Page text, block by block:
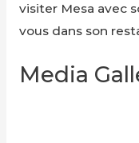
visiter Mesa avec
vous dans son
Media